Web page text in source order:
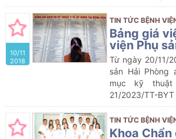
những năm
09/CT-BYT của
chỉ đạo các cơ
thực hiện tốt
tuyến nhằm
dịch vụ kỹ
góp phần thực
chữa bệnh và
trên, không
chăm sóc sức
địa phương và
10/11
2018
TIN TỨC BỆNH
Bảng giá
viện Phụ
Từ ngày 20/11/
sản Hải Phòng
mục kỹ
21/2023/TT-
KHUNG GIÁ
CHỮA BỆNH
KHÁM BỆNH,
TIN TỨC BỆNH
Khoa